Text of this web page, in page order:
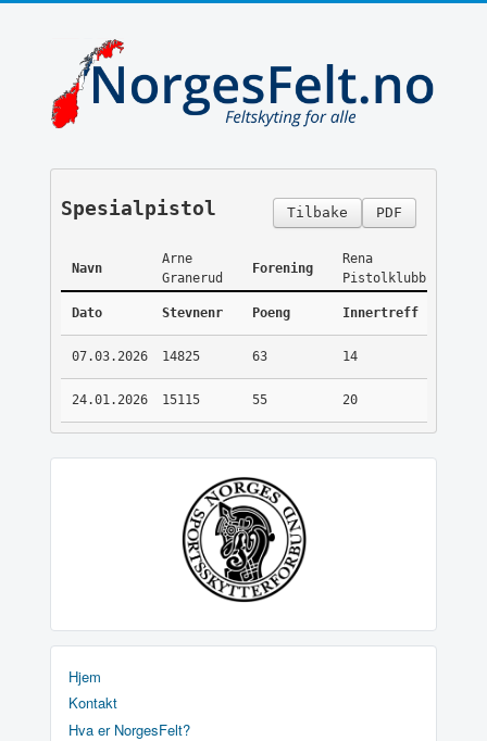
PDF
Tilbake
Spesialpistol
Navn
Arne
Granerud
Forening
Rena
Pistolklubb
Dato Stevnenr Poeng Innertreff
07.03.2026 14825 63 14
24.01.2026 15115 55 20
Hjem
Kontakt
Hva er NorgesFelt?